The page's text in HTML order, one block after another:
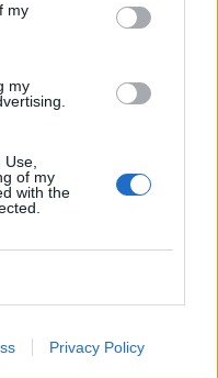
my
my
of my
with the
Privacy Policy